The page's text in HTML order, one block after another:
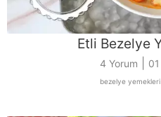
Etli Bezelye
4 Yorum
bezelye yemekleri